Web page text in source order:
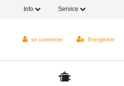
Info Service
se connecter Enregistrer